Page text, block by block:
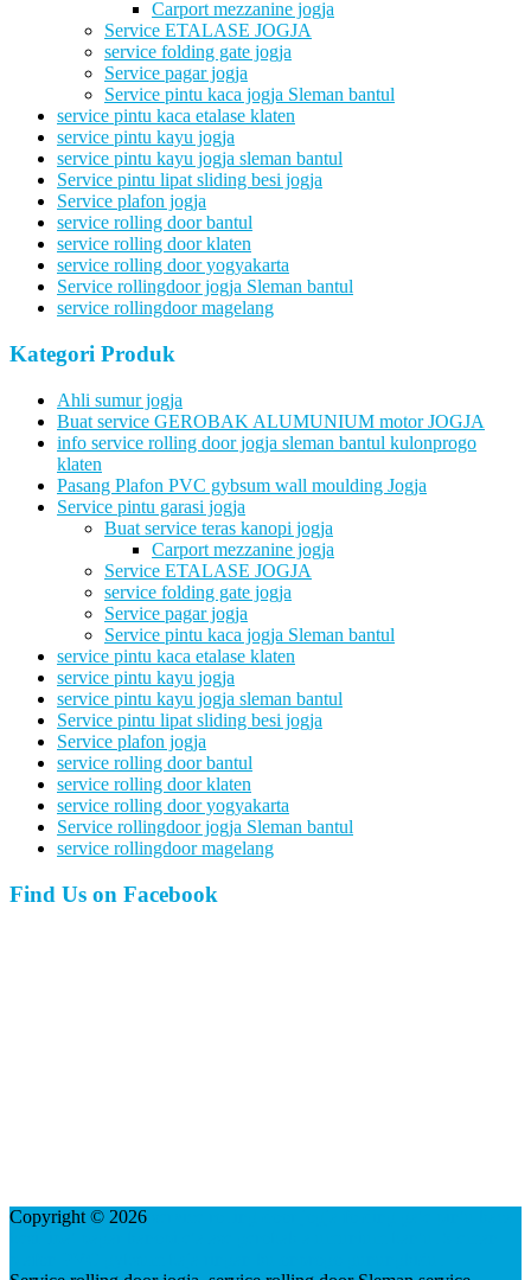
Carport mezzanine jogja
Service ETALASE JOGJA
service folding gate jogja
Service pagar jogja
Service pintu kaca jogja Sleman bantul
service pintu kaca etalase klaten
service pintu kayu jogja
service pintu kayu jogja sleman bantul
Service pintu lipat sliding besi jogja
Service plafon jogja
service rolling door bantul
service rolling door klaten
service rolling door yogyakarta
Service rollingdoor jogja Sleman bantul
service rollingdoor magelang
Kategori Produk
Ahli sumur jogja
Buat service GEROBAK ALUMUNIUM motor JOGJA
info service rolling door jogja sleman bantul kulonprogo
klaten
Pasang Plafon PVC gybsum wall moulding Jogja
Service pintu garasi jogja
Buat service teras kanopi jogja
Carport mezzanine jogja
Service ETALASE JOGJA
service folding gate jogja
Service pagar jogja
Service pintu kaca jogja Sleman bantul
service pintu kaca etalase klaten
service pintu kayu jogja
service pintu kayu jogja sleman bantul
Service pintu lipat sliding besi jogja
Service plafon jogja
service rolling door bantul
service rolling door klaten
service rolling door yogyakarta
Service rollingdoor jogja Sleman bantul
service rollingdoor magelang
Find Us on Facebook
Copyright © 2026